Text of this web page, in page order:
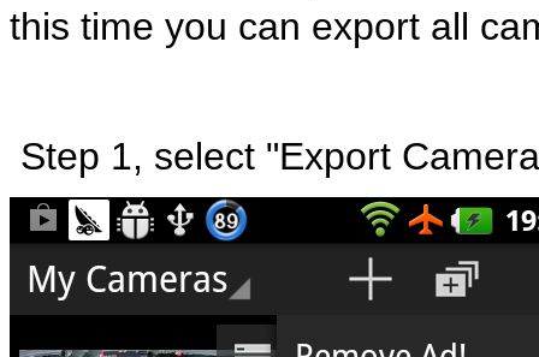
this time you can export all
Step 1, select "Export